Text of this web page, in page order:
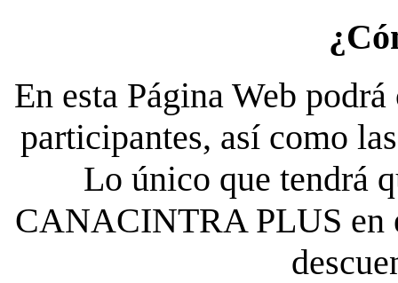
En esta Página Web
participantes, así como
Lo único que tendrá
CANACINTRA PLUS en